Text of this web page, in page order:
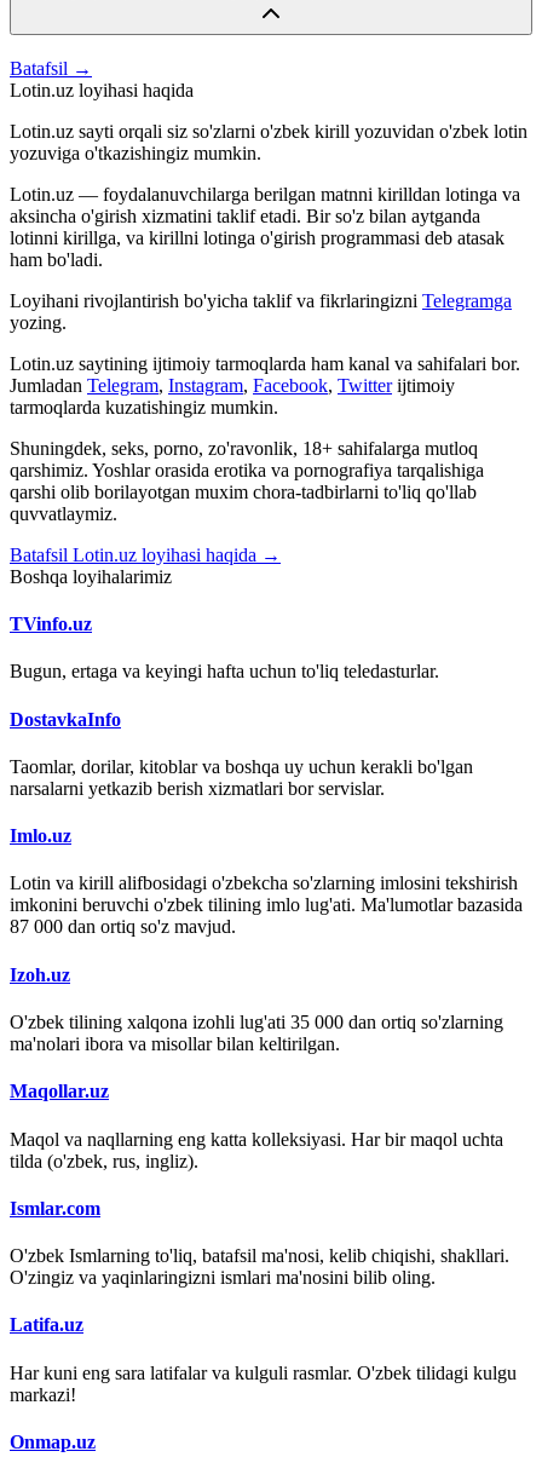
Batafsil →
Lotin.uz loyihasi haqida
Lotin.uz sayti orqali siz so'zlarni o'zbek kirill yozuvidan o'zbek lotin
yozuviga o'tkazishingiz mumkin.
Lotin.uz — foydalanuvchilarga berilgan matnni kirilldan lotinga va
aksincha o'girish xizmatini taklif etadi. Bir so'z bilan aytganda
lotinni kirillga, va kirillni lotinga o'girish programmasi deb atasak
ham bo'ladi.
Loyihani rivojlantirish bo'yicha taklif va fikrlaringizni Telegramga
yozing.
Lotin.uz saytining ijtimoiy tarmoqlarda ham kanal va sahifalari bor.
Jumladan Telegram, Instagram, Facebook, Twitter ijtimoiy
tarmoqlarda kuzatishingiz mumkin.
Shuningdek, seks, porno, zo'ravonlik, 18+ sahifalarga mutloq
qarshimiz. Yoshlar orasida erotika va pornografiya tarqalishiga
qarshi olib borilayotgan muxim chora-tadbirlarni to'liq qo'llab
quvvatlaymiz.
Batafsil Lotin.uz loyihasi haqida →
Boshqa loyihalarimiz
TVinfo.uz
Bugun, ertaga va keyingi hafta uchun to'liq teledasturlar.
DostavkaInfo
Taomlar, dorilar, kitoblar va boshqa uy uchun kerakli bo'lgan
narsalarni yetkazib berish xizmatlari bor servislar.
Imlo.uz
Lotin va kirill alifbosidagi o'zbekcha so'zlarning imlosini tekshirish
imkonini beruvchi o'zbek tilining imlo lug'ati. Ma'lumotlar bazasida
87 000 dan ortiq so'z mavjud.
Izoh.uz
O'zbek tilining xalqona izohli lug'ati 35 000 dan ortiq so'zlarning
ma'nolari ibora va misollar bilan keltirilgan.
Maqollar.uz
Maqol va naqllarning eng katta kolleksiyasi. Har bir maqol uchta
tilda (o'zbek, rus, ingliz).
Ismlar.com
O'zbek Ismlarning to'liq, batafsil ma'nosi, kelib chiqishi, shakllari.
O'zingiz va yaqinlaringizni ismlari ma'nosini bilib oling.
Latifa.uz
Har kuni eng sara latifalar va kulguli rasmlar. O'zbek tilidagi kulgu
markazi!
Onmap.uz